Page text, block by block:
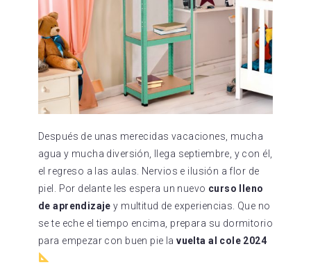
Después de unas merecidas vacaciones, mucha
agua y mucha diversión, llega septiembre, y con él,
el regreso a las aulas. Nervios e ilusión a flor de
piel. Por delante les espera un nuevo curso lleno
de aprendizaje y multitud de experiencias. Que no
se te eche el tiempo encima, prepara su dormitorio
para empezar con buen pie lavuelta al cole 2024